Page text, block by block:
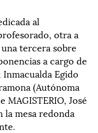
al
otra a
tercera sobre
a cargo de
Inmacualda Egido
(Autónoma
José
la mesa redonda